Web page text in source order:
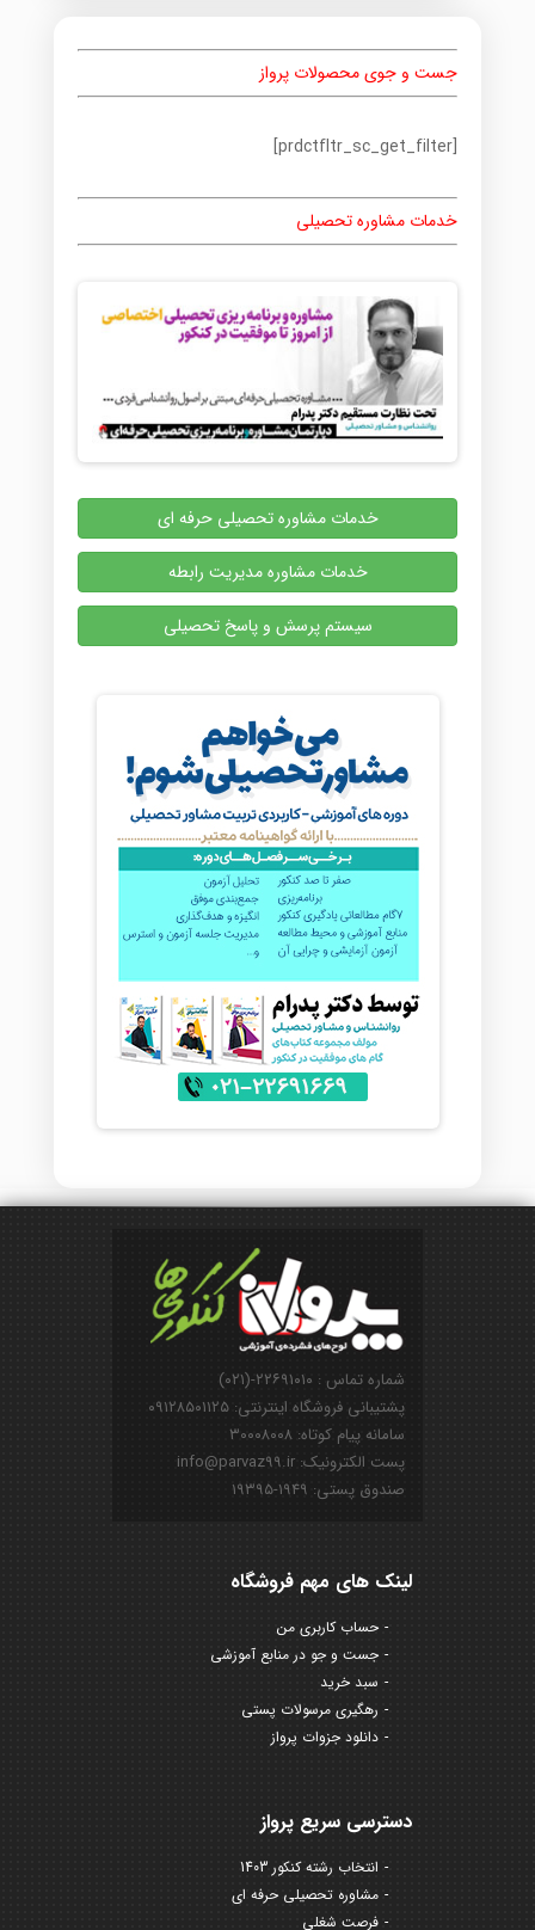
جست و جوی محصولات پرواز
[prdctfltr_sc_get_filter]
خدمات مشاوره تحصیلی
خدمات مشاوره تحصیلی حرفه ای
خدمات مشاوره مدیریت رابطه
سیستم پرسش و پاسخ تحصیلی
شماره تماس : ۲۲۶۹۱۰۱۰-(۰۲۱)
پشتیبانی فروشگاه اینترنتی: ۰۹۱۲۸۵۰۱۱۲۵
سامانه پیام کوتاه: ۳۰۰۰۸۰۰۸
پست الکترونیک: info@parvaz99.ir
صندوق پستی: ۱۹۴۹-۱۹۳۹۵
لینک های مهم فروشگاه
حساب کاربری من
جست و جو در منابع آموزشی
سبد خرید
رهگیری مرسولات پستی
دانلود جزوات پرواز
دسترسی سریع پرواز
انتخاب رشته کنکور 1403
مشاوره تحصیلی حرفه ای
فرصت شغلی